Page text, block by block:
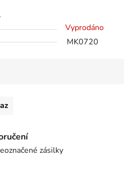
Vyprodáno
MK0720
zásilky